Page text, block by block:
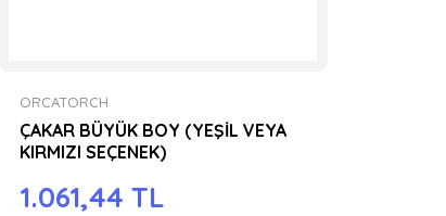
ORCATORCH
ÇAKAR BÜYÜK BOY (YEŞİL VEYA
KIRMIZI SEÇENEK)
1.061,44 TL